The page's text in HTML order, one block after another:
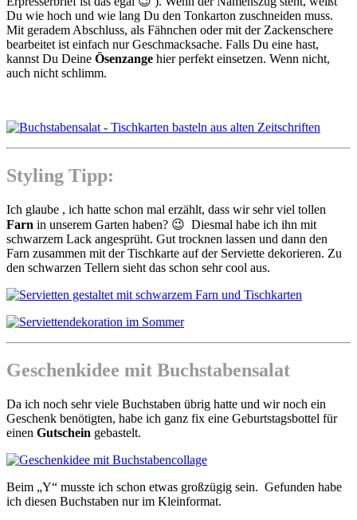
Du wie hoch und wie lang Du den Tonkarton zuschneiden muss.
Mit geradem Abschluss, als Fähnchen oder mit der Zackenschere
bearbeitet ist einfach nur Geschmacksache. Falls Du eine hast,
kannst Du Deine Ösenzange hier perfekt einsetzen. Wenn nicht,
auch nicht schlimm.
Styling Tipp:
Ich glaube , ich hatte schon mal erzählt, dass wir sehr viel tollen
Farn in unserem Garten haben? 😉 Diesmal habe ich ihn mit
schwarzem Lack angesprüht. Gut trocknen lassen und dann den
Farn zusammen mit der Tischkarte auf der Serviette dekorieren. Zu
den schwarzen Tellern sieht das schon sehr cool aus.
Geschenkidee mit Buchstabensalat
Da ich noch sehr viele Buchstaben übrig hatte und wir noch ein
Geschenk benötigten, habe ich ganz fix eine Geburtstagsbottel für
einen Gutschein gebastelt.
Beim „Y“ musste ich schon etwas großzügig sein. Gefunden habe
ich diesen Buchstaben nur im Kleinformat.